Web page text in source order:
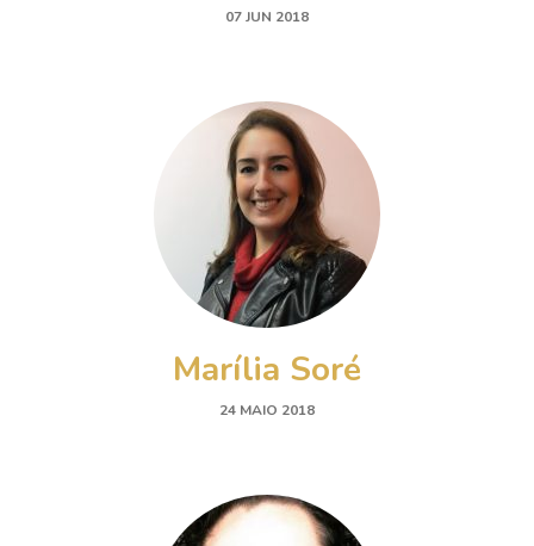
07 JUN 2018
Marília Soré
24 MAIO 2018